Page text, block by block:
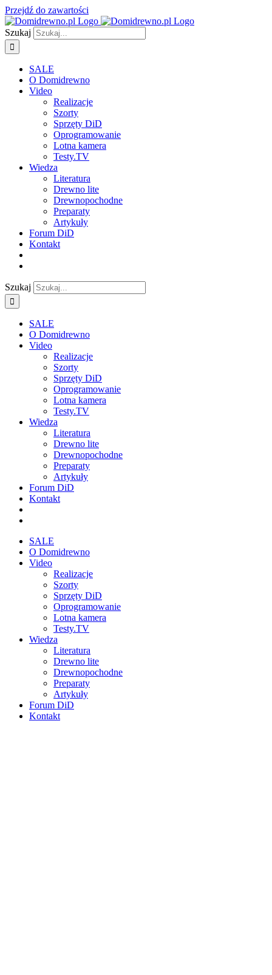
Przejdź do zawartości
Szukaj
SALE
O Domidrewno
Video
Realizacje
Szorty
Sprzęty DiD
Oprogramowanie
Lotna kamera
Testy.TV
Wiedza
Literatura
Drewno lite
Drewnopochodne
Preparaty
Artykuły
Forum DiD
Kontakt
Szukaj
SALE
O Domidrewno
Video
Realizacje
Szorty
Sprzęty DiD
Oprogramowanie
Lotna kamera
Testy.TV
Wiedza
Literatura
Drewno lite
Drewnopochodne
Preparaty
Artykuły
Forum DiD
Kontakt
SALE
O Domidrewno
Video
Realizacje
Szorty
Sprzęty DiD
Oprogramowanie
Lotna kamera
Testy.TV
Wiedza
Literatura
Drewno lite
Drewnopochodne
Preparaty
Artykuły
Forum DiD
Kontakt